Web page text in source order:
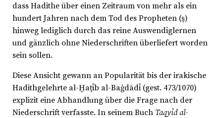
dass Hadithe über einen Zeitraum von mehr als ein
hundert Jahren nach dem Tod des Propheten (ṣ)
hinweg lediglich durch das reine Auswendiglernen
und gänzlich ohne Niederschriften überliefert worden
sein sollen.
Diese Ansicht gewann an Popularität bis der irakische
Hadithgelehrte al-Ḫaṭīb al-Baġdādī (gest. 473/1070)
explizit eine Abhandlung über die Frage nach der
Niederschrift verfasste. In seinem Buch Taqyīd al-